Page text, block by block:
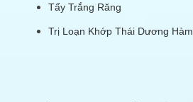
Tẩy Trắng Răng
Trị Loạn Khớp Thái Dương Hàm